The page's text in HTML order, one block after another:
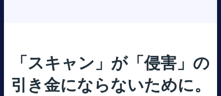
「スキャン」が「侵害」の
引き金にならないために。